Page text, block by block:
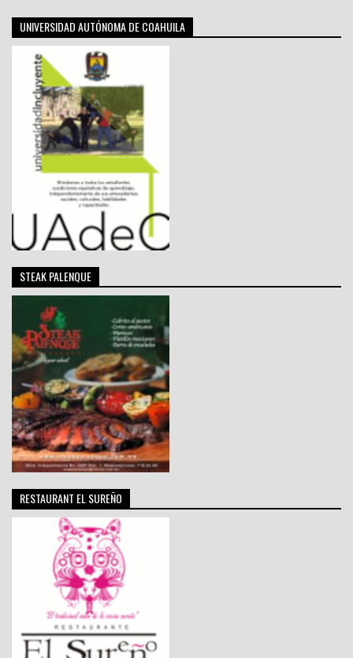
UNIVERSIDAD AUTÓNOMA DE COAHUILA
STEAK PALENQUE
RESTAURANT EL SUREÑO